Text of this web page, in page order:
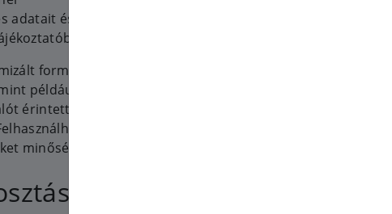
adatait és szolgáltatásait;
le van írva.
formában statisztikák,
például hirdetési kampány
érintett, hányan kattintottak rá,
még a rögzített
minőségbiztosítási, és Önmagunk